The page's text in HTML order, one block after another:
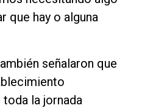
que hay o alguna
señalaron que
la jornada